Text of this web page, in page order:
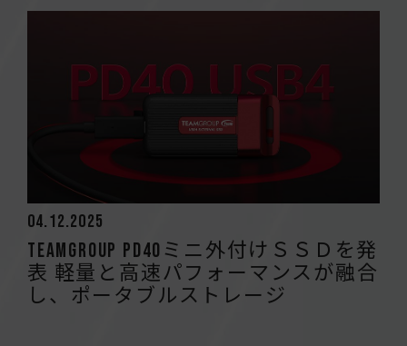
04.12.2025
TEAMGROUP PD40ミニ外付けＳＳＤを発
表 軽量と高速パフォーマンスが融合
し、ポータブルストレージ